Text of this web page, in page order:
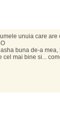
unuia care are
buna de-a mea,
mai bine si...